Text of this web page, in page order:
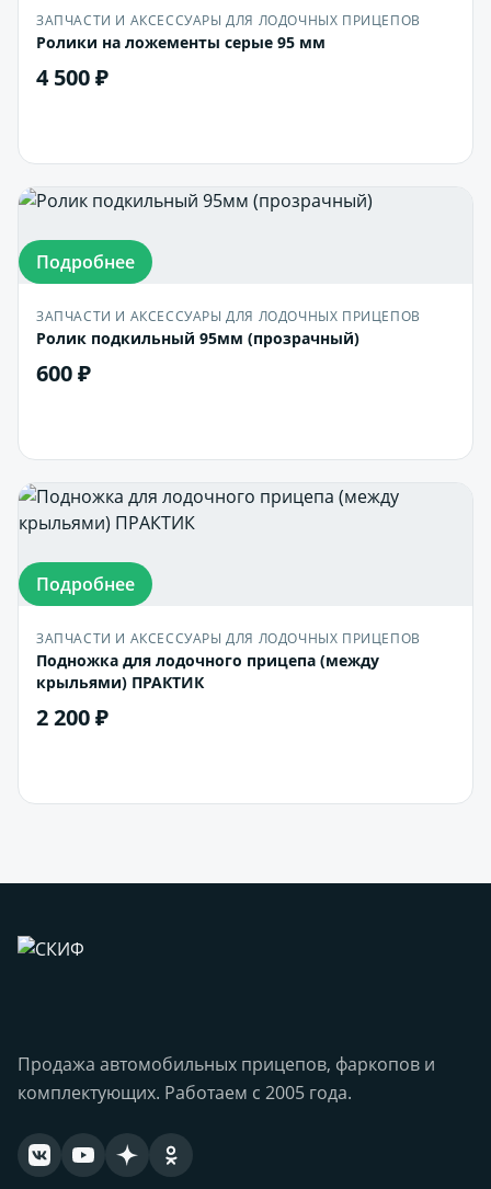
ЗАПЧАСТИ И АКСЕССУАРЫ ДЛЯ ЛОДОЧНЫХ ПРИЦЕПОВ
Ролики на ложементы серые 95 мм
4 500 ₽
Подробнее
ЗАПЧАСТИ И АКСЕССУАРЫ ДЛЯ ЛОДОЧНЫХ ПРИЦЕПОВ
Ролик подкильный 95мм (прозрачный)
600 ₽
Подробнее
ЗАПЧАСТИ И АКСЕССУАРЫ ДЛЯ ЛОДОЧНЫХ ПРИЦЕПОВ
Подножка для лодочного прицепа (между
крыльями) ПРАКТИК
2 200 ₽
Продажа автомобильных прицепов, фаркопов и
комплектующих. Работаем с 2005 года.